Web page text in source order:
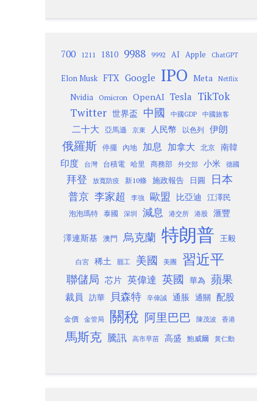
700 1211 1810 9988 9992 AI Apple ChatGPT
Elon Musk FTX Google IPO Meta Netflix
Nvidia Omicron OpenAI Tesla TikTok
Twitter 世界盃 中國 中國GDP 中國旅客
二十大 亞馬遜 京東 人民幣 以色列 伊朗
俄羅斯 停擺 內地 加息 加拿大 北京
南韓
印度
台灣 台積電 哈里 商務部 外交部 小米 德國
拜登 放寬防疫 新10條 施政報告 日圓 日本
普京 李家超 李強 歐盟 比亞迪 江澤民
泡泡瑪特 泰國 深圳 減息 港交所 港股 滙豐
澤連斯基 澳門 烏克蘭 特朗普 王毅
白宮 稀土 罷工 美國 美團 習近平
聯儲局 芯片 英偉達 英國 華為 蘋果
裁員 訪華 貝森特 辛偉誠 通脹 通關 配股
金價 金管局 關稅 阿里巴巴 陳茂波 香港
馬斯克 騰訊 高市早苗 高盛 鮑威爾 黃仁勳